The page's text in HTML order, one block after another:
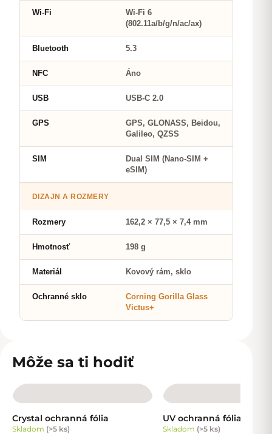
Wi-Fi
Wi-Fi 6
(802.11a/b/g/n/ac/ax)
Bluetooth 5.3
NFC Áno
USB USB-C 2.0
GPS
GPS, GLONASS, Beidou,
Galileo, QZSS
SIM
Dual SIM (Nano-SIM +
eSIM)
DIZAJN A ROZMERY
Rozmery 162,2 × 77,5 × 7,4 mm
Hmotnosť 198 g
Materiál Kovový rám, sklo
Ochranné sklo
Corning Gorilla Glass
Victus+
Môže sa ti hodiť
Crystal ochranná fólia
Skladom (>5 ks)
UV ochranná fólia
Skladom (>5 ks)